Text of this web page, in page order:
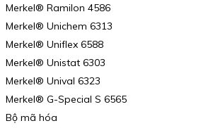
Merkel® Ramilon 4586
Merkel® Unichem 6313
Merkel® Uniflex 6588
Merkel® Unistat 6303
Merkel® Unival 6323
Merkel® G-Special S 6565
Bộ mã hóa